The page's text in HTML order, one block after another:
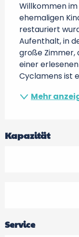
Willkommen
ehemaligen
restauriert
Aufenthalt, in
große Zimmer,
einer
Cyclamens ist
Mehr
Kapazität
Service